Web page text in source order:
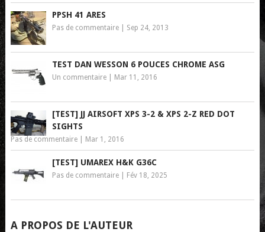
PPSH 41 ARES
Pas de commentaire| Sep 24, 2013
TEST DAN WESSON 6 POUCES CHROME ASG
Un commentaire| Mar 11, 2016
[TEST] JJ AIRSOFT XPS 3-2 & XPS 2-Z RED DOT
SIGHTS
Pas de commentaire| Mar 1, 2016
[TEST] UMAREX H&K G36C
Pas de commentaire| Fév 18, 2025
A PROPOS DE L'AUTEUR